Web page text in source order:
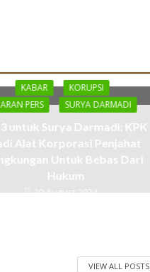
KABAR
KORUPSI
PERS
SURYA DARMADI
3 untuk Surya Darmadi: KPK
Alat Korporasi Penjahat
Untuk Bebas Dari
Hukum
29 August 2024
VIEW ALL POSTS